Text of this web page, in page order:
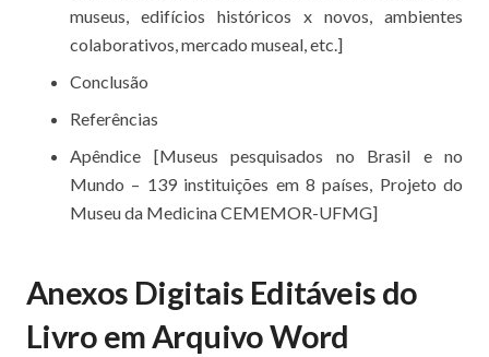
museus, edifícios históricos x novos, ambientes
colaborativos, mercado museal, etc.]
Conclusão
Referências
Apêndice [Museus pesquisados no Brasil e no
Mundo – 139 instituições em 8 países, Projeto do
Museu da Medicina CEMEMOR-UFMG]
Anexos Digitais Editáveis do
Livro em Arquivo Word